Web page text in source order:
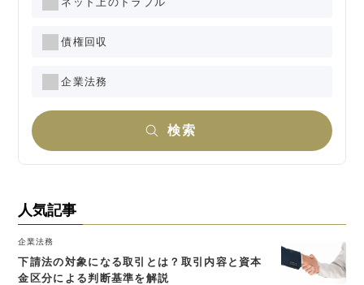
債権回収
企業法務
検索
人気記事
企業法務
下請法の対象になる取引とは？取引内容と資本
金区分による判断基準を解説